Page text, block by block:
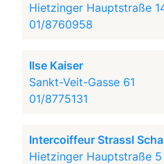
Hietzinger Hauptstraße
01/8760958
Ilse Kaiser
Sankt-Veit-Gasse 61
01/8775131
Intercoiffeur Strassl
Hietzinger Hauptstraße 5